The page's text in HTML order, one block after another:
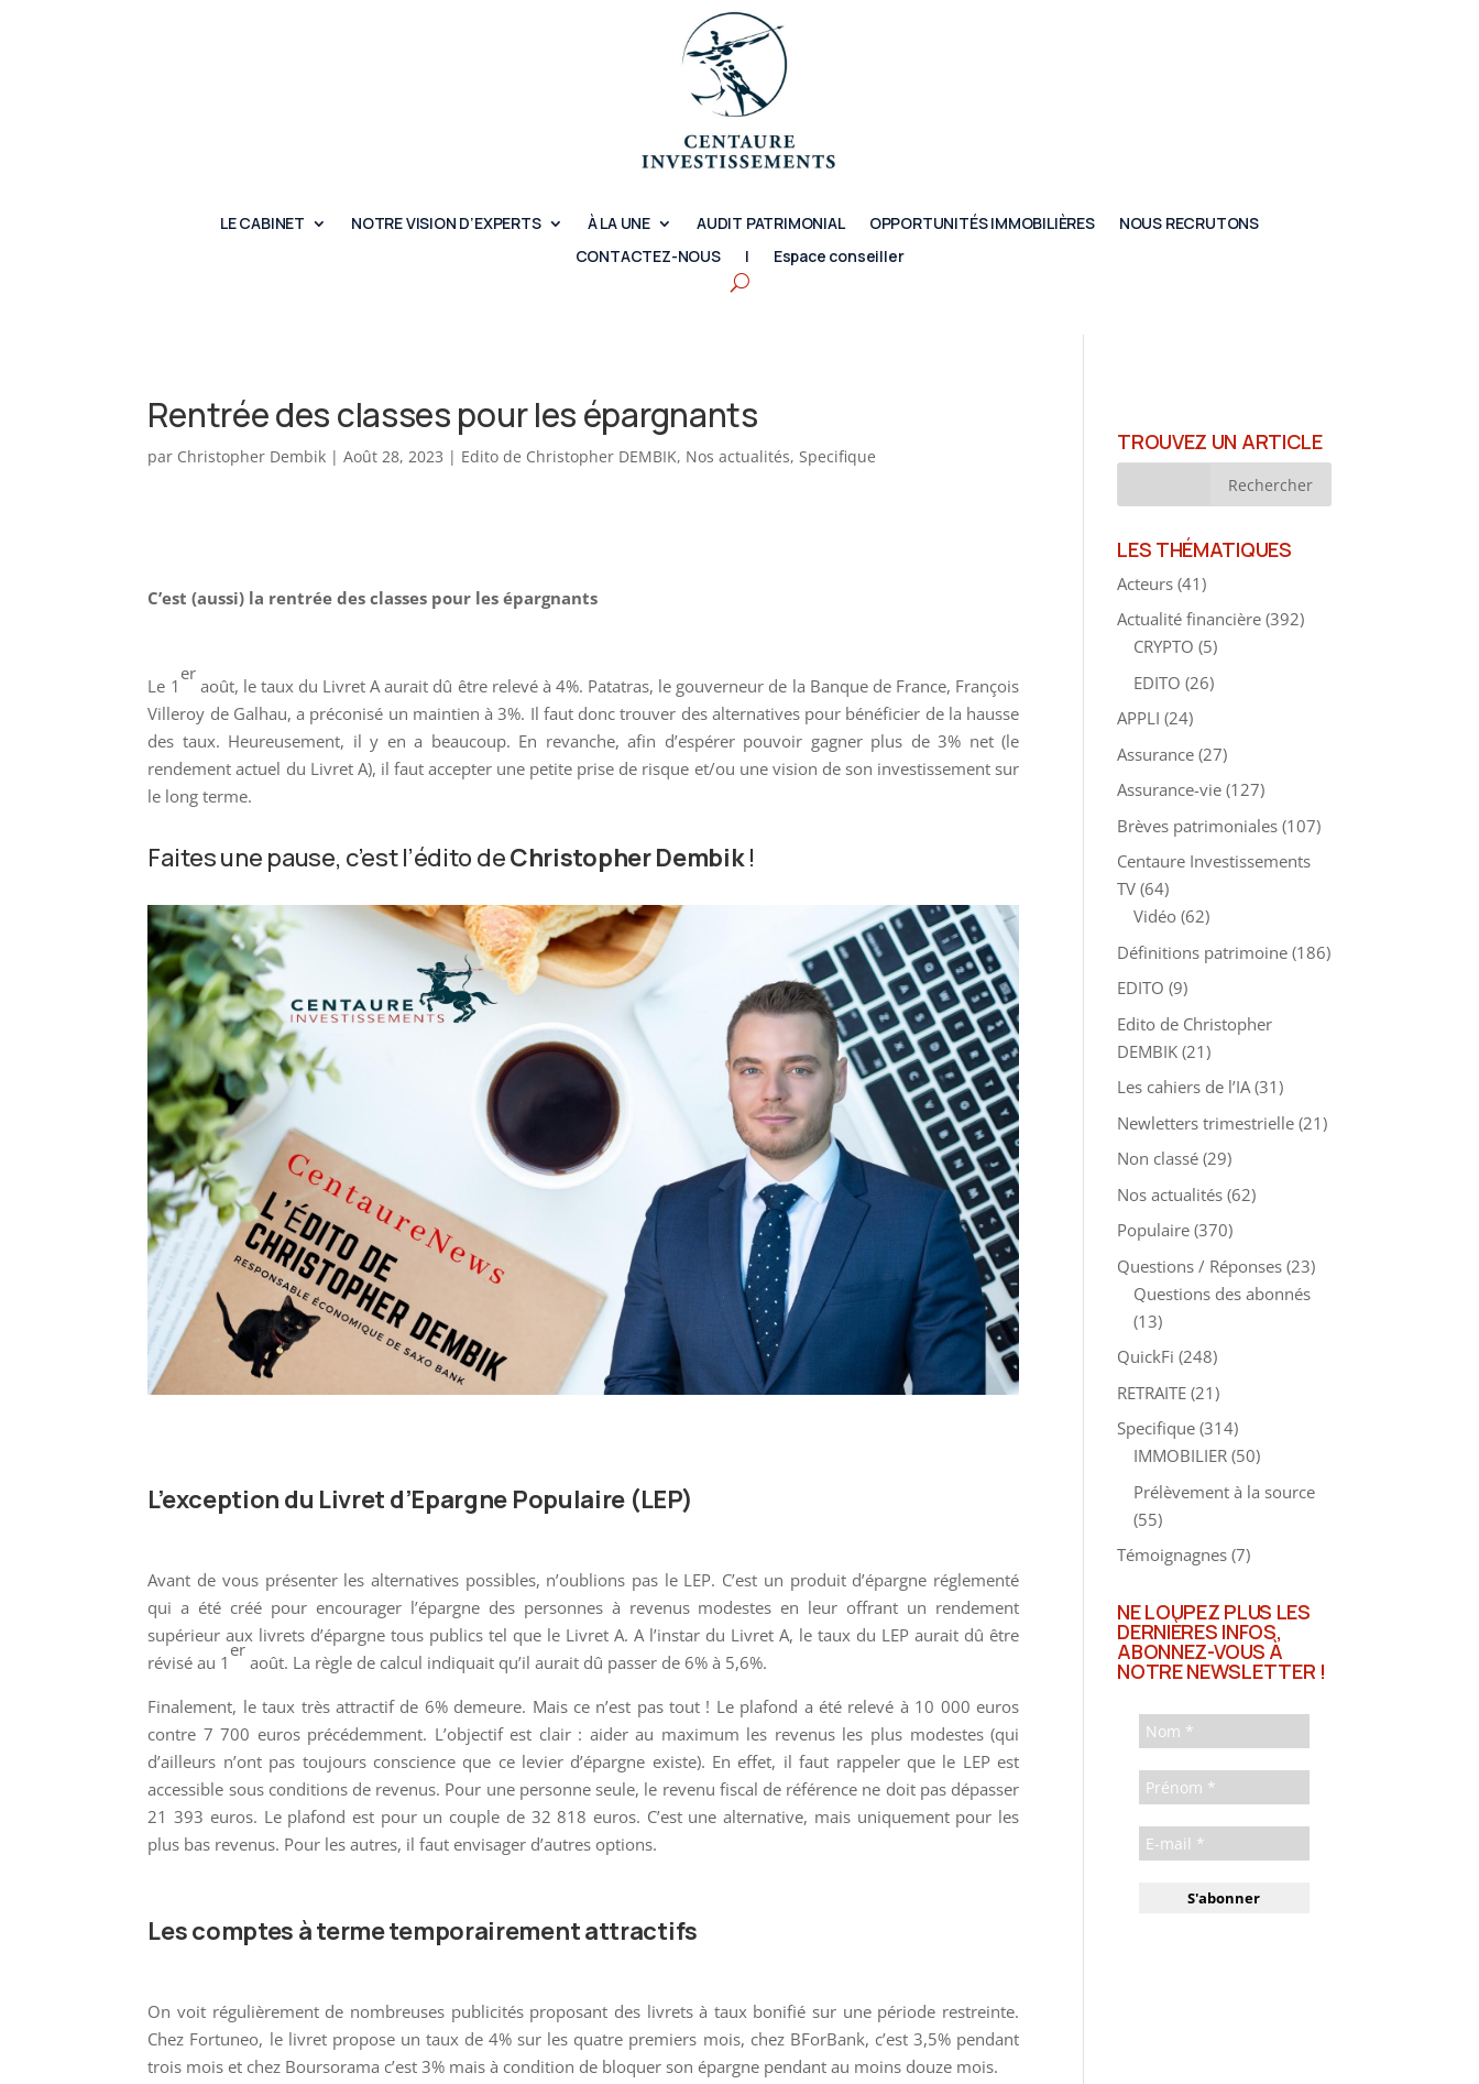
LE CABINET NOTRE VISION D’EXPERTS À LA UNE AUDIT PATRIMONIAL OPPORTUNITÉS IMMOBILIÈRES
NOUS RECRUTONS
CONTACTEZ-NOUS
| Espace conseiller
Rentrée des classes pour les épargnants
par Christopher Dembik |Août 28, 2023 | Edito de Christopher DEMBIK, Nos actualités,Specifique
C’est (aussi) la rentrée des classes pour les épargnants
Le 1
er
août, le taux du Livret A aurait dû être relevé à 4%. Patatras, le gouverneur de la Banque de France, François
Villeroy de Galhau, a préconisé un maintien à 3%. Il faut donc trouver des alternatives pour bénéficier de la hausse
des taux. Heureusement, il y en a beaucoup. En revanche, afin d’espérer pouvoir gagner plus de 3% net (le
rendement actuel du Livret A), il faut accepter une petite prise de risque et/ou une vision de son investissement sur
le long terme.
Faites une pause, c’est l’édito deChristopher Dembik!
L’exception du Livret d’Epargne Populaire (LEP)
Avant de vous présenter les alternatives possibles, n’oublions pas le LEP. C’est un produit d’épargne réglementé
qui a été créé pour encourager l’épargne des personnes à revenus modestes en leur offrant un rendement
supérieur aux livrets d’épargne tous publics tel que le Livret A. A l’instar du Livret A, le taux du LEP aurait dû être
révisé au 1
er
août. La règle de calcul indiquait qu’il aurait dû passer de 6% à 5,6%.
Finalement, le taux très attractif de 6% demeure. Mais ce n’est pas tout ! Le plafond a été relevé à 10 000 euros
contre 7 700 euros précédemment. L’objectif est clair : aider au maximum les revenus les plus modestes (qui
d’ailleurs n’ont pas toujours conscience que ce levier d’épargne existe). En effet, il faut rappeler que le LEP est
accessible sous conditions de revenus. Pour une personne seule, le revenu fiscal de référence ne doit pas dépasser
21 393 euros. Le plafond est pour un couple de 32 818 euros. C’est une alternative, mais uniquement pour les
plus bas revenus. Pour les autres, il faut envisager d’autres options.
Les comptes à terme temporairement attractifs
On voit régulièrement de nombreuses publicités proposant des livrets à taux bonifié sur une période restreinte.
Chez Fortuneo, le livret propose un taux de 4% sur les quatre premiers mois, chez BForBank, c’est 3,5% pendant
trois mois et chez Boursorama c’est 3% mais à condition de bloquer son épargne pendant au moins douze mois.
TROUVEZ UN ARTICLE
LES THÉMATIQUES
Acteurs (41)
Actualité financière (392)
CRYPTO (5)
EDITO (26)
APPLI (24)
Assurance (27)
Assurance-vie (127)
Brèves patrimoniales (107)
Centaure Investissements
TV (64)
Vidéo (62)
Définitions patrimoine (186)
EDITO (9)
Edito de Christopher
DEMBIK (21)
Les cahiers de l’IA(31)
Newletters trimestrielle (21)
Non classé (29)
Nos actualités (62)
Populaire (370)
Questions / Réponses (23)
Questions des abonnés
(13)
QuickFi (248)
RETRAITE (21)
Specifique (314)
IMMOBILIER (50)
Prélèvement à la source
(55)
Témoignagnes (7)
NE LOUPEZ PLUS LES
DERNIÈRES INFOS,
ABONNEZ-VOUS À
NOTRE NEWSLETTER !